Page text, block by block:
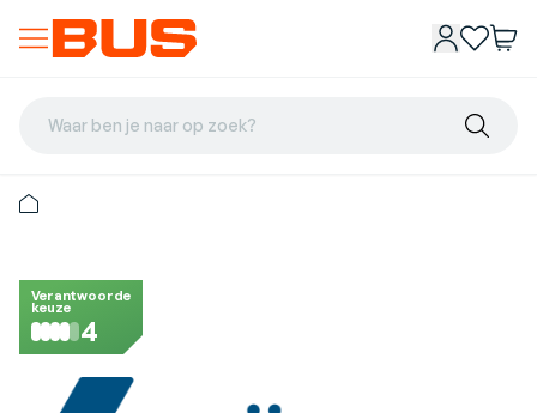
Waar ben je naar op zoek?
Verantwoorde
keuze
4